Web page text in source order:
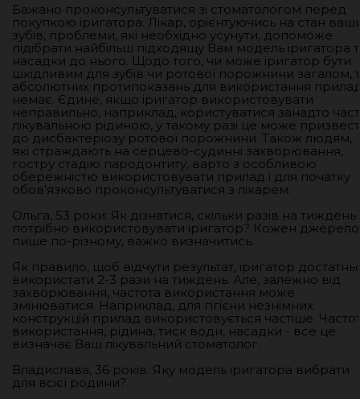
Бажано проконсультуватися зі стоматологом перед
покупкою іригатора. Лікар, орієнтуючись на стан
зубів, проблеми, які необхідно усунути, допоможе
підібрати найбільш підходящу Вам модель іригатора
насадки до нього. Щодо того, чи може іригатор бути
шкідливим для зубів чи ротової порожнини загалом,
абсолютних протипоказань для використання
немає. Єдине, якщо іригатор використовувати
неправильно, наприклад, користуватися занадто
лікувальною рідиною, у такому разі це може
до дисбактеріозу ротової порожнини. Також людям,
які страждають на серцево-судинні захворювання,
гостру стадію пародонтиту, варто з особливою
обережністю використовувати прилад і для початку
обов'язково проконсультуватися з лікарем.
Ольга, 53 роки: Як дізнатися, скільки разів на тиждень
потрібно використовувати іригатор? Кожен джерело
пише по-різному, важко визначитись.
Як правило, щоб відчути результат, іригатор
використати 2-3 рази на тиждень. Але, залежно від
захворювання, частота використання може
змінюватися. Наприклад, для гігієни незнімних
конструкцій прилад використовується частіше.
використання, рідина, тиск води, насадки - все це
визначає Ваш лікувальний стоматолог.
Владислава, 36 років: Яку модель іригатора вибрати
для всієї родини?